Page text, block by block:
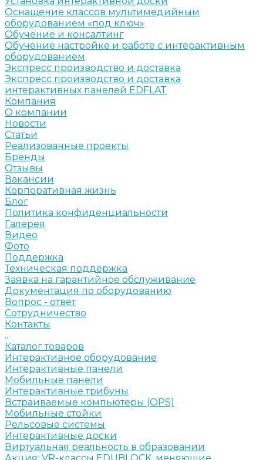
Оснащение классов мультимедийным
оборудованием «под ключ»
Обучение и консалтинг
Обучение настройке и работе с интерактивным
оборудованием
Экспресс производство и доставка
Экспресс производство и доставка
интерактивных панелей EDFLAT
Компания
О компании
Новости
Статьи
Реализованные проекты
Бренды
Отзывы
Вакансии
Корпоративная жизнь
Блог
Политика конфиденциальности
Галерея
Видео
Фото
Поддержка
Техническая поддержка
Заявка на гарантийное обслуживание
Документация по оборудованию
Вопрос - ответ
Сотрудничество
Контакты
...
Каталог товаров
Интерактивное оборудование
Интерактивные панели
Мобильные панели
Интерактивные трибуны
Встраиваемые компьютеры (OPS)
Мобильные стойки
Рельсовые системы
Интерактивные доски
Виртуальная реальность в образовании